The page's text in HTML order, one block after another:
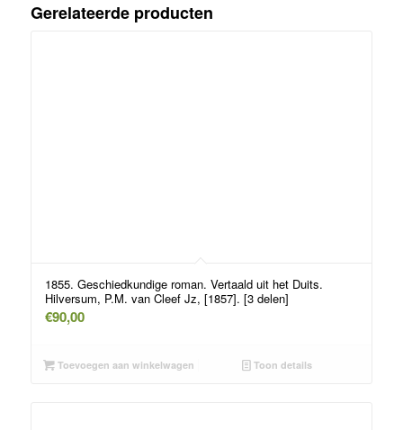
Gerelateerde producten
1855. Geschiedkundige roman. Vertaald uit het Duits.
Hilversum, P.M. van Cleef Jz, [1857]. [3 delen]
€90,00
Toevoegen aan winkelwagen Toon details